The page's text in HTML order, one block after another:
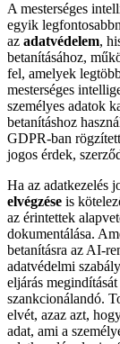
A mesterséges
egyik
az adatvédelem,
betanításához,
fel, amelyek
mesterséges
személyes adatok
betanításhoz
GDPR-ban
jogos érdek,
Ha az adatkezelés
elvégzése is
az érintettek
dokumentálása.
betanításra az AI-
adatvédelmi
eljárás
szankcionálandó.
elvét, azaz azt,
adat, ami a